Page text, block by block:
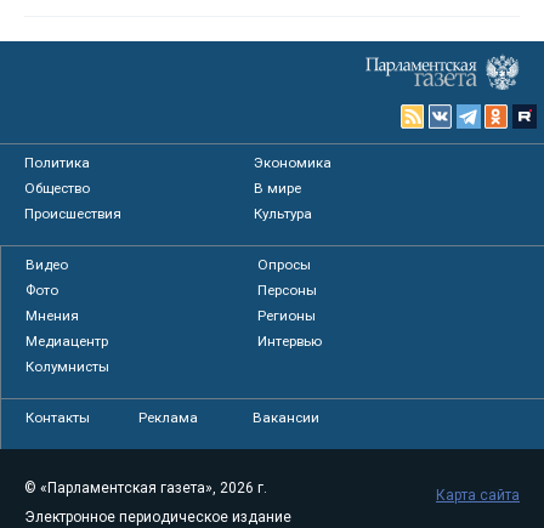
Политика
Экономика
Общество
В мире
Происшествия
Культура
Видео
Опросы
Фото
Персоны
Мнения
Регионы
Медиацентр
Интервью
Колумнисты
Контакты Реклама Вакансии
© «Парламентская газета», 2026 г.
Электронное периодическое издание
Карта сайта